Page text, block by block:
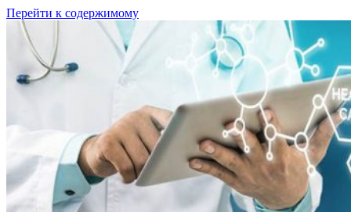
Перейти к содержимому